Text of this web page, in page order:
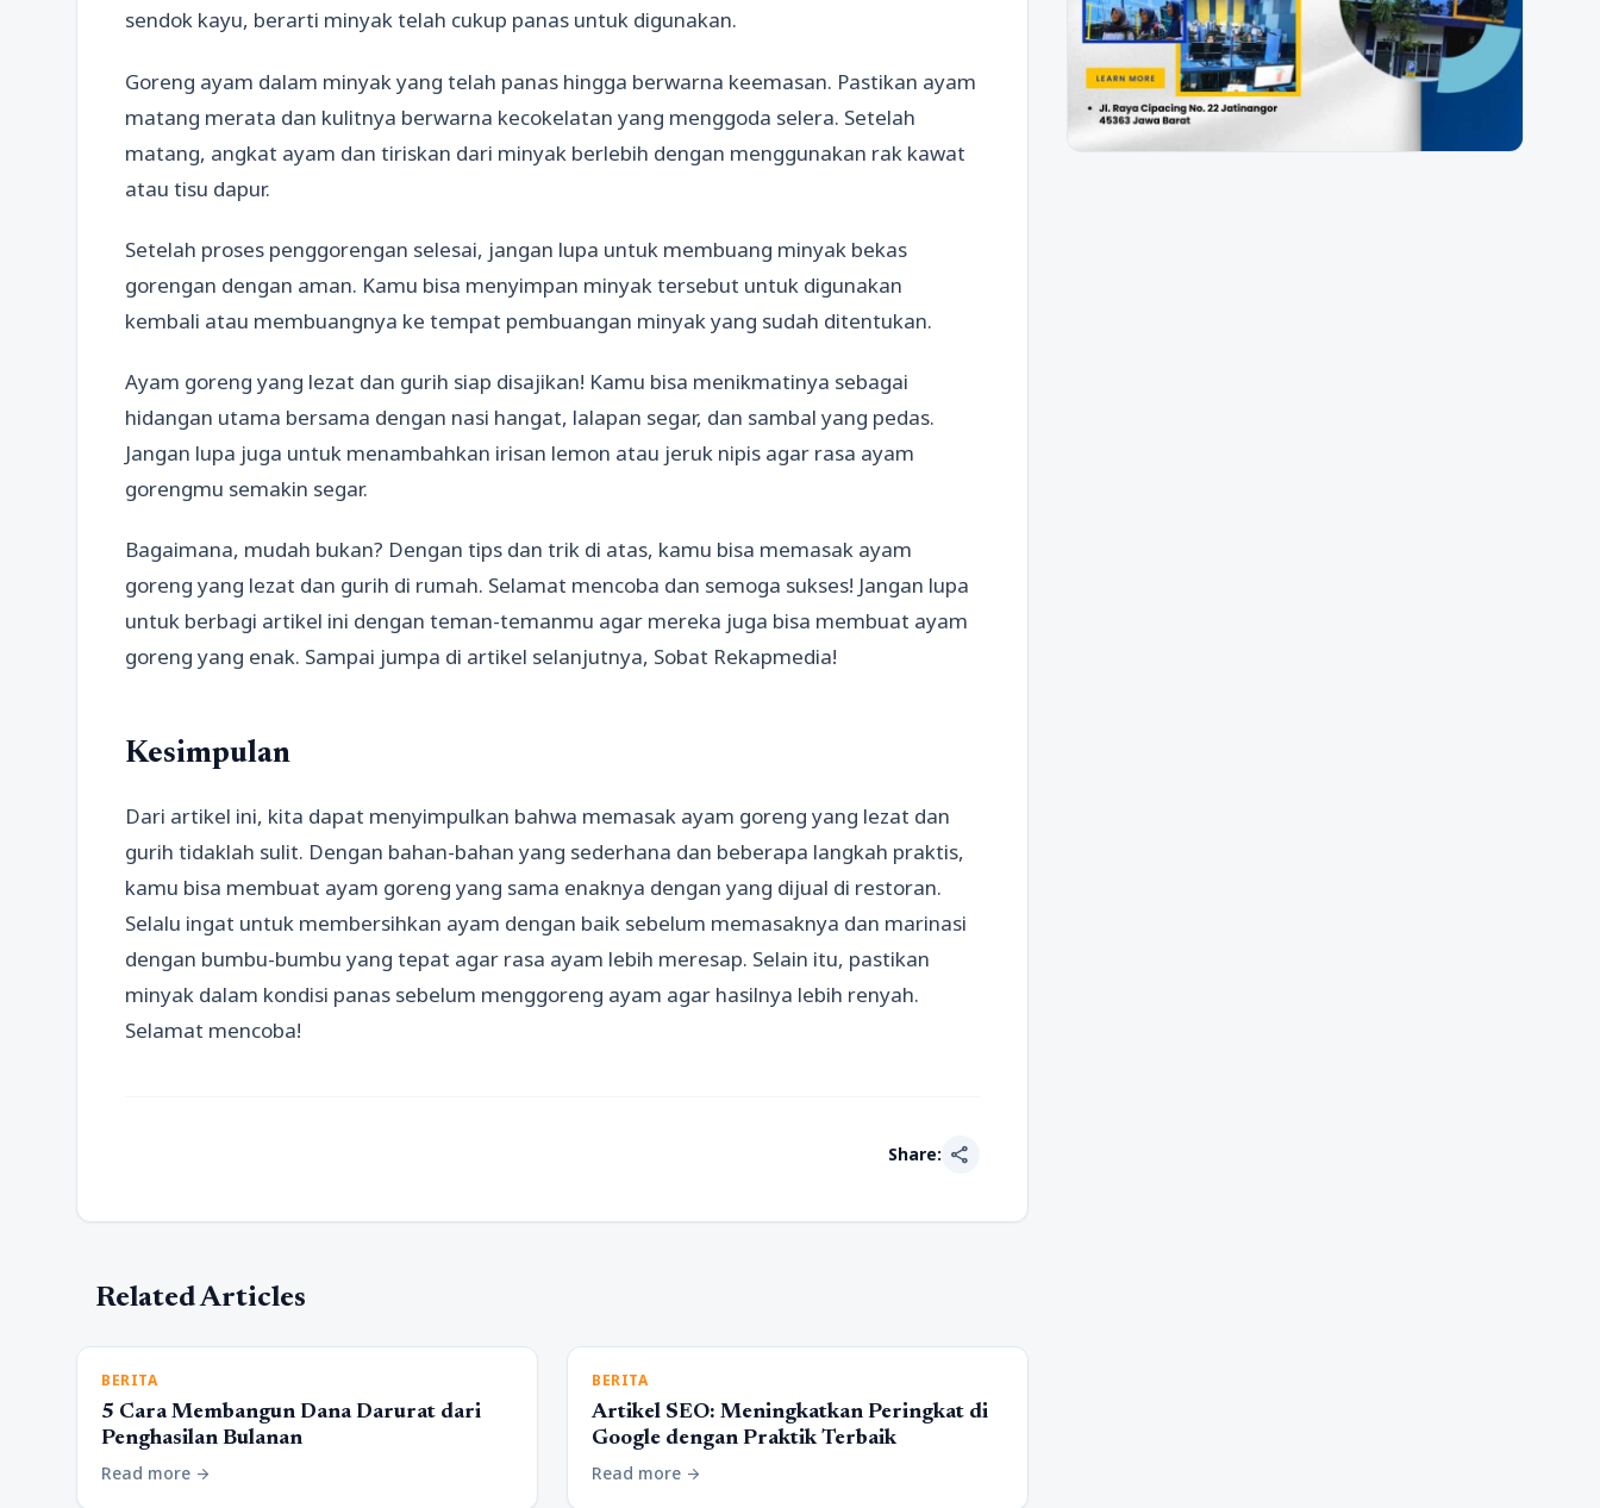
sendok kayu, berarti minyak telah cukup panas untuk digunakan.
Goreng ayam dalam minyak yang telah panas hingga berwarna keemasan. Pastikan ayam
matang merata dan kulitnya berwarna kecokelatan yang menggoda selera. Setelah
matang, angkat ayam dan tiriskan dari minyak berlebih dengan menggunakan rak kawat
atau tisu dapur.
Setelah proses penggorengan selesai, jangan lupa untuk membuang minyak bekas
gorengan dengan aman. Kamu bisa menyimpan minyak tersebut untuk digunakan
kembali atau membuangnya ke tempat pembuangan minyak yang sudah ditentukan.
Ayam goreng yang lezat dan gurih siap disajikan! Kamu bisa menikmatinya sebagai
hidangan utama bersama dengan nasi hangat, lalapan segar, dan sambal yang pedas.
Jangan lupa juga untuk menambahkan irisan lemon atau jeruk nipis agar rasa ayam
gorengmu semakin segar.
Bagaimana, mudah bukan? Dengan tips dan trik di atas, kamu bisa memasak ayam
goreng yang lezat dan gurih di rumah. Selamat mencoba dan semoga sukses! Jangan lupa
untuk berbagi artikel ini dengan teman-temanmu agar mereka juga bisa membuat ayam
goreng yang enak. Sampai jumpa di artikel selanjutnya, Sobat Rekapmedia!
Kesimpulan
Dari artikel ini, kita dapat menyimpulkan bahwa memasak ayam goreng yang lezat dan
gurih tidaklah sulit. Dengan bahan-bahan yang sederhana dan beberapa langkah praktis,
kamu bisa membuat ayam goreng yang sama enaknya dengan yang dijual di restoran.
Selalu ingat untuk membersihkan ayam dengan baik sebelum memasaknya dan marinasi
dengan bumbu-bumbu yang tepat agar rasa ayam lebih meresap. Selain itu, pastikan
minyak dalam kondisi panas sebelum menggoreng ayam agar hasilnya lebih renyah.
Selamat mencoba!
Share: share
Related Articles
BERITA
5 Cara Membangun Dana Darurat dari
Penghasilan Bulanan
Read more arrow_forward
BERITA
Artikel SEO: Meningkatkan Peringkat di
Google dengan Praktik Terbaik
Read more arrow_forward